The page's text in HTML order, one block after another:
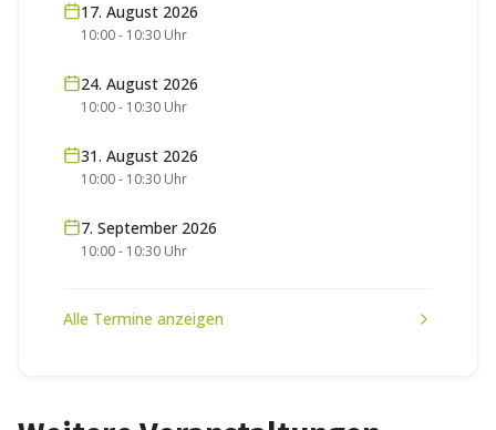
17. August 2026
10:00- 10:30 Uhr
24. August 2026
10:00- 10:30 Uhr
31. August 2026
10:00- 10:30 Uhr
7. September 2026
10:00- 10:30 Uhr
Alle Termine anzeigen